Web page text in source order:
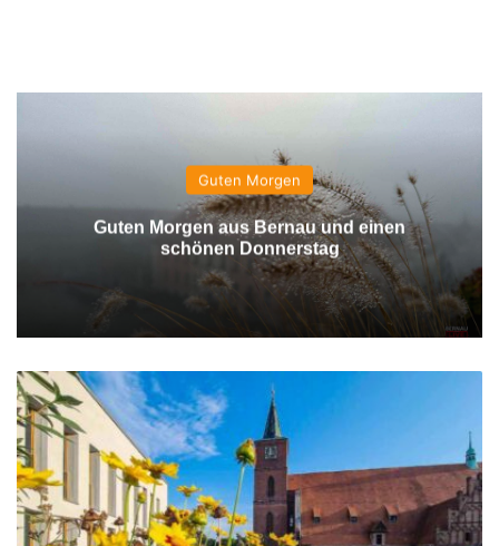
Guten Morgen
Guten Morgen aus Bernau und einen
schönen Donnerstag